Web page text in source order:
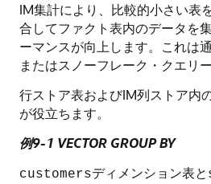
IM集計により、比較的小さい表
合してファクト表内のデータを
ーマンスが向上します。これは
またはスノーフレーク・クエリ
行ストア表およびIM列ストア内
が役立ちます。
例9-1 VECTOR GROUP BY
customersディメンション表と